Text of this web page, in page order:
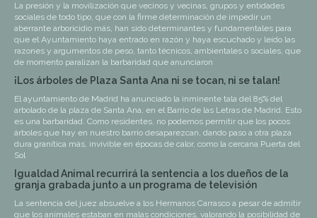
La presión y la movilización que vecinos y vecinas, grupos y entidades
sociales de todo tipo, que con la firme determinación de impedir un
aberrante arboricidio más, han sido determinantes y fundamentales para
que el Ayuntamiento haya entrado en razón y haya escuchado y leído las
razones y argumentos de peso, tanto técnicos, ambientales o sociales, que
de momento paralizan la barbaridad que anunciaron
¡Los árboles de Plaza Santa Ana ni se tocan, ni se talan!
El ayuntamiento de Madrid ha anunciado la inminente tala del 85% del
arbolado de la plaza de Santa Ana, en el Barrio de las Letras de Madrid. Esto
es una barbaridad. Como residentes, no podemos permitir que los pocos
árboles que hay en nuestro barrio desaparezcan, dando paso a otra plaza
dura granítica más, invivible en épocas de calor, como la cercana Puerta del
Sol
Igualdad Animal recurrirá la sentencia a los dueños de la
granja grabada junto a un programa de televisión
La sentencia del juez absuelve a los Hermanos Carrasco a pesar de admitir
que los animales estaban en malas condiciones, valorando la posibilidad de